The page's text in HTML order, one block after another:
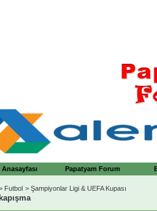
Anasayfası Papatyam Forum
Futbol > Şampiyonlar Ligi & UEFA Kupası